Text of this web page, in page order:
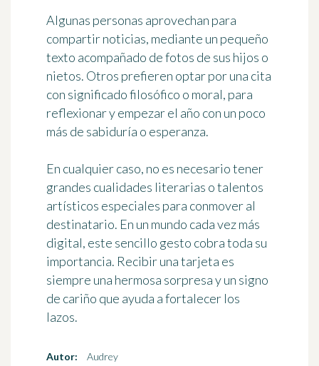
Algunas personas aprovechan para
compartir noticias, mediante un pequeño
texto acompañado de fotos de sus hijos o
nietos. Otros prefieren optar poruna cita
con significado filosófico o moral, para
reflexionar y empezar el año con un poco
más de sabiduría o esperanza.
En cualquier caso, no es necesario tener
grandes cualidades literarias o talentos
artísticos especiales para conmover al
destinatario. En un mundo cada vez más
digital, este sencillo gesto cobra toda su
importancia. Recibir una tarjeta es
siempre una hermosa sorpresa y un signo
de cariño que ayuda a fortalecer los
lazos.
Autor:
Audrey